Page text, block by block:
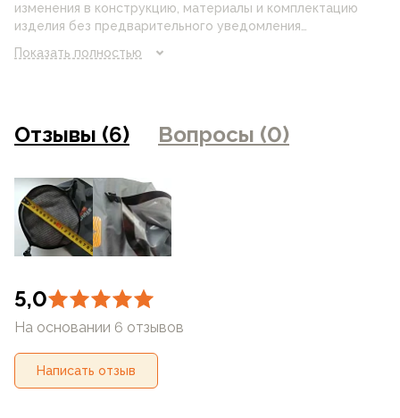
изменения в конструкцию, материалы и комплектацию
изделия без предварительного уведомления
отличаться от реального цвета товара, что связано с
магазинах
Показать полностью
Отзывы (6) Вопросы (0)
5,0
На основании 6 отзывов
Написать отзыв